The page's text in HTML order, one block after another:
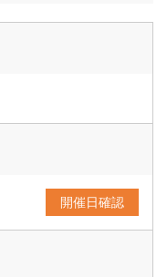
開催日確認